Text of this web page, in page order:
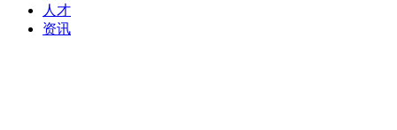
人才
资讯